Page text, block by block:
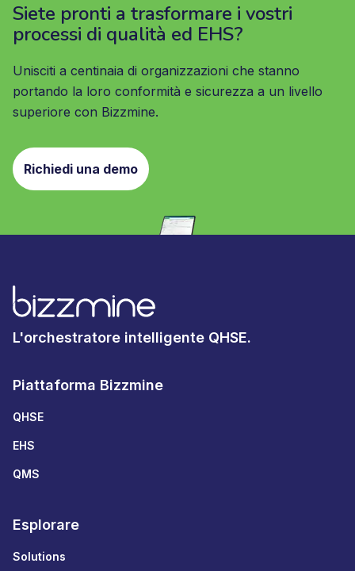
Siete pronti a trasformare i vostri
processi di qualità ed EHS?
Unisciti a centinaia di organizzazioni che stanno
portando la loro conformità e sicurezza a un livello
superiore con Bizzmine.
Richiedi una demo
L'orchestratore intelligente QHSE.
Piattaforma Bizzmine
QHSE
EHS
QMS
Esplorare
Solutions